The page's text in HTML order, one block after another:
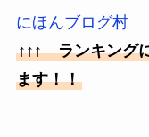
にほんブログ村
↑↑↑ ランキング
ます！！